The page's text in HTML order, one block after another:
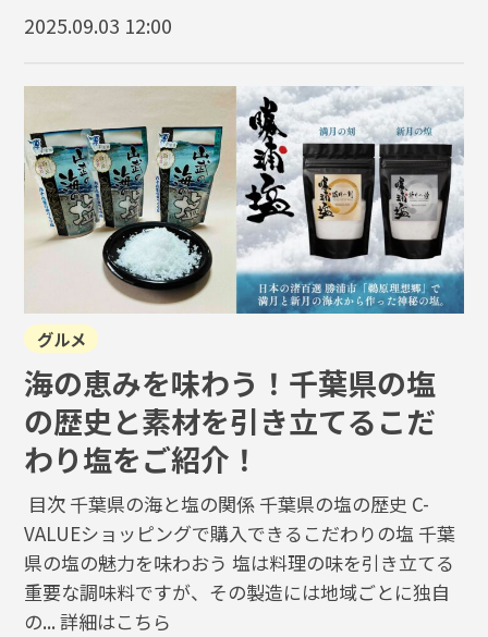
2025.09.03 12:00
グルメ
海の恵みを味わう！千葉県の塩
の歴史と素材を引き立てるこだ
わり塩をご紹介！
目次 千葉県の海と塩の関係 千葉県の塩の歴史 C-
VALUEショッピングで購入できるこだわりの塩 千葉
県の塩の魅力を味わおう 塩は料理の味を引き立てる
重要な調味料ですが、その製造には地域ごとに独自
の...詳細はこちら